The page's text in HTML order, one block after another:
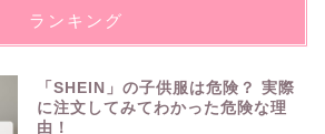
ランキング
「SHEIN」の子供服は危険？ 実際
に注文してみてわかった危険な理
由！